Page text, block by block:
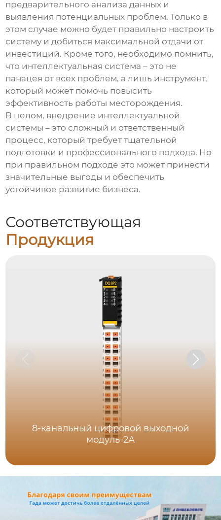
предварительного анализа данных и
выявления потенциальных проблем. Только в
этом случае можно будет правильно настроить
систему и добиться максимальной отдачи от
инвестиций. Кроме того, необходимо помнить,
что интеллектуальная система – это не
панацея от всех проблем, а лишь инструмент,
который может помочь повысить
эффективность работы месторождения.
В целом, внедрение интеллектуальной
системы – это сложный и ответственный
процесс, который требует тщательной
подготовки и профессионального подхода. Но
при правильном подходе это может принести
значительные выгоды и обеспечить
устойчивое развитие бизнеса.
Соответствующая
Продукция
8-канальный цифровой выходной
модуль-2А